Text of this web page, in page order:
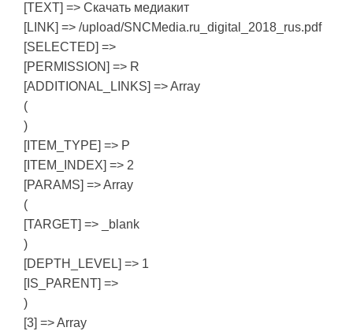
[TEXT] => Скачать медиакит
[LINK] => /upload/SNCMedia.ru_digital_2018_rus.pdf
[SELECTED] =>
[PERMISSION] => R
[ADDITIONAL_LINKS] => Array
(
)
[ITEM_TYPE] => P
[ITEM_INDEX] => 2
[PARAMS] => Array
(
[TARGET] => _blank
)
[DEPTH_LEVEL] => 1
[IS_PARENT] =>
)
[3] => Array